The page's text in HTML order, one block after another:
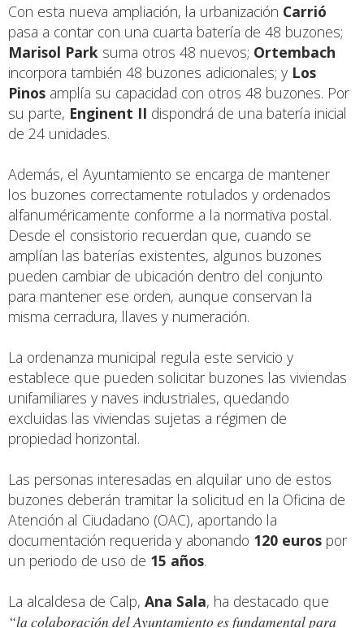
Con esta nueva ampliación, la urbanización Carrió
pasa a contar con una cuarta batería de 48 buzones;
Marisol Park suma otros 48 nuevos; Ortembach
incorpora también 48 buzones adicionales; y Los
Pinos amplía su capacidad con otros 48 buzones. Por
su parte, Enginent II dispondrá de una batería inicial
de 24 unidades.
Además, el Ayuntamiento se encarga de mantener
los buzones correctamente rotulados y ordenados
alfanuméricamente conforme a la normativa postal.
Desde el consistorio recuerdan que, cuando se
amplían las baterías existentes, algunos buzones
pueden cambiar de ubicación dentro del conjunto
para mantener ese orden, aunque conservan la
misma cerradura, llaves y numeración.
La ordenanza municipal regula este servicio y
establece que pueden solicitar buzones las viviendas
unifamiliares y naves industriales, quedando
excluidas las viviendas sujetas a régimen de
propiedad horizontal.
Las personas interesadas en alquilar uno de estos
buzones deberán tramitar la solicitud en la Oficina de
Atención al Ciudadano (OAC), aportando la
documentación requerida y abonando 120 euros por
un periodo de uso de 15 años.
La alcaldesa de Calp, Ana Sala, ha destacado que
“la colaboración del Ayuntamiento es fundamental para